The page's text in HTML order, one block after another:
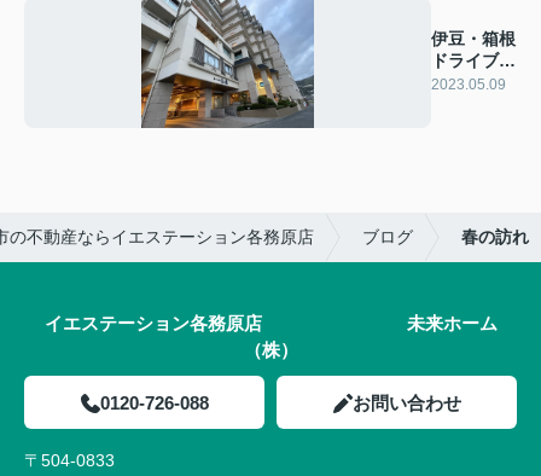
伊豆・箱根
ドライブの
旅！
2023.05.09
の不動産ならイエステーション各務原店 ブログ 春の訪れ
イエステーション各務原店 未来ホーム
（株）
0120-726-088 お問い合わせ
〒504-0833